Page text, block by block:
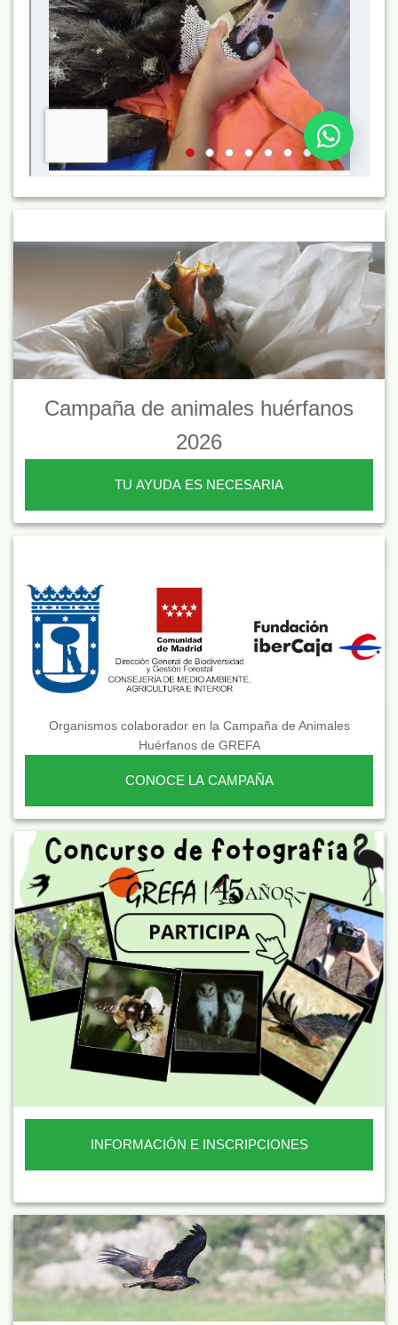
Campaña de animales huérfanos
2026
TU AYUDA ES NECESARIA
Organismos colaborador en la Campaña de Animales
Huérfanos de GREFA
CONOCE LA CAMPAÑA
INFORMACIÓN E INSCRIPCIONES